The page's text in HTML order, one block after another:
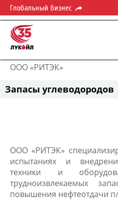
Глобальный бизнес
ООО «РИТЭК»
Запасы углеводородов
ООО «РИТЭК»
испытаниях и
техники и
трудноизвлекаемых
повышения нефтеотдачи